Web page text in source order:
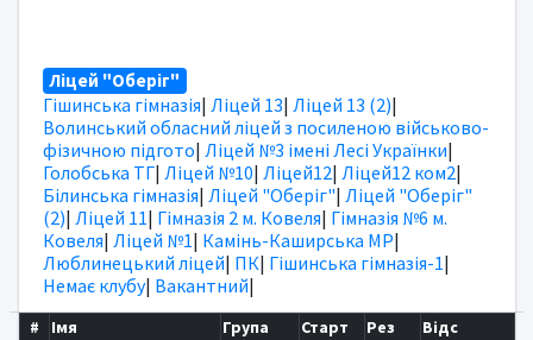
Ліцей "Оберіг"
Гішинська гімназія| Ліцей 13| Ліцей 13 (2)|
Волинський обласний ліцей з посиленою військово-
фізичною підгото| Ліцей №3 імені Лесі Українки|
Голобська ТГ| Ліцей №10| Ліцей12| Ліцей12 ком2|
Білинська гімназія| Ліцей "Оберіг"| Ліцей "Оберіг"
(2)| Ліцей 11| Гімназія 2 м. Ковеля| Гімназія №6 м.
Ковеля| Ліцей №1| Камінь-Каширська МР|
Люблинецький ліцей| ПК| Гішинська гімназія-1|
Немає клубу| Вакантний|
# Імя Група Старт Рез
Відс